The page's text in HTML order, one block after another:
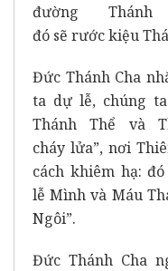
đường
đó sẽ rước kiệu
Đức Thánh Cha
ta dự lễ, chúng
Thánh Thể và
cháy lửa”, nơi
cách khiêm hạ:
lễ Mình và Máu
Ngôi”.
Đức Thánh Cha